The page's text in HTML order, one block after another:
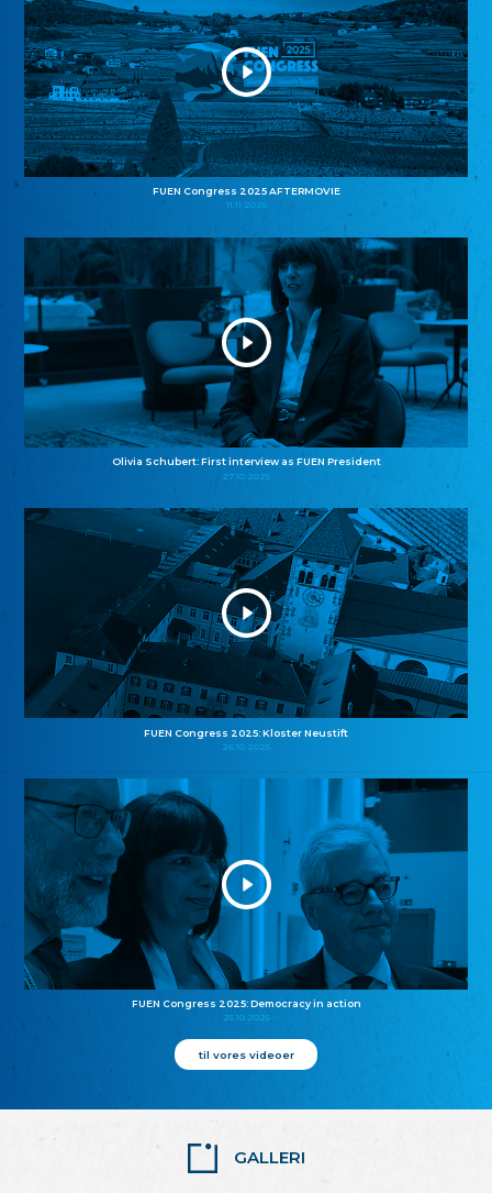
FUEN Congress 2025 AFTERMOVIE
11.11.2025
Olivia Schubert: First interview as FUEN President
27.10.2025
FUEN Congress 2025: Kloster Neustift
26.10.2025
FUEN Congress 2025: Democracy in action
25.10.2025
til vores videoer
GALLERI